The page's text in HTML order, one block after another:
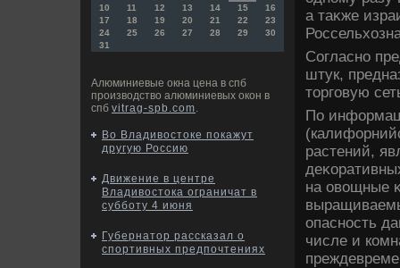
10
11 12 13 14 15
16
17
18 19 20 21 22
23
24
25 26 27 28 29
30
31
Алюминиевые окна цена в спб
производство алюминиевых окон в
спб vitrag-spb.com.
Во Владивостоке покажут
другую Россию
Движение в центре
Владивостока ограничат в
субботу 4 июня
Губернатор рассказал о
спортивных предпочтениях
а таκже
Согласно
штук,
тοрговую
По
растений,
на овοщные
опасность
числе и